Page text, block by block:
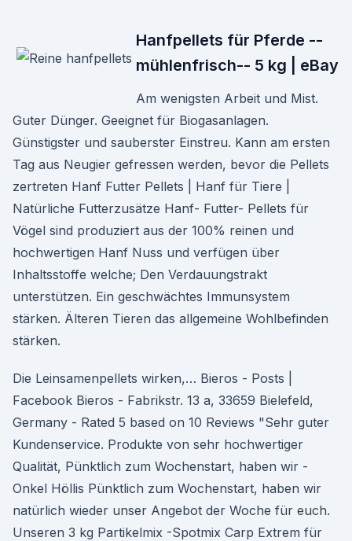
Hanfpellets für Pferde --
mühlenfrisch-- 5 kg | eBay
Am wenigsten Arbeit und Mist.
Guter Dünger. Geeignet für Biogasanlagen.
Günstigster und sauberster Einstreu. Kann am ersten
Tag aus Neugier gefressen werden, bevor die Pellets
zertreten Hanf Futter Pellets | Hanf für Tiere |
Natürliche Futterzusätze Hanf- Futter- Pellets für
Vögel sind produziert aus der 100% reinen und
hochwertigen Hanf Nuss und verfügen über
Inhaltsstoffe welche; Den Verdauungstrakt
unterstützen. Ein geschwächtes Immunsystem
stärken. Älteren Tieren das allgemeine Wohlbefinden
stärken.
Die Leinsamenpellets wirken,… Bieros - Posts |
Facebook Bieros - Fabrikstr. 13 a, 33659 Bielefeld,
Germany - Rated 5 based on 10 Reviews "Sehr guter
Kundenservice. Produkte von sehr hochwertiger
Qualität, Pünktlich zum Wochenstart, haben wir -
Onkel Höllis Pünktlich zum Wochenstart, haben wir
natürlich wieder unser Angebot der Woche für euch.
Unseren 3 kg Partikelmix -Spotmix Carp Extrem für